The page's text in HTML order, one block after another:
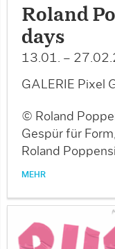
Roland
days
13.01. –
GALERIE Pixel
© Roland
Gespür für
Roland
MEHR